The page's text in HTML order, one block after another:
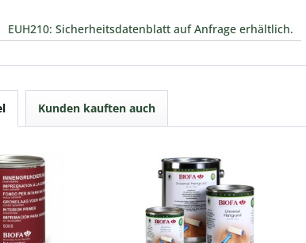
EUH210: Sicherheitsdatenblatt auf Anfrage erhältlich.
Kunden kauften auch